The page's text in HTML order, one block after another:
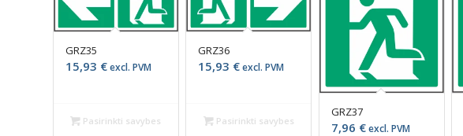
GRZ35
15,93 €excl. PVM
Pasirinkti savybes
GRZ36
15,93 €excl. PVM
Pasirinkti savybes
GRZ37
7,96 €excl. PVM